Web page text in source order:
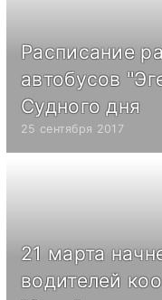
Расписание
автобусов
Судного дня
25 сентября 2017
21 марта
водителей